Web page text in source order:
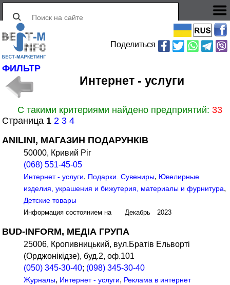
Поделиться
ФИЛЬТР
Интернет - услуги
С такими критериями найдено предприятий:33
Страница 12 3 4
ANILINI, МАГАЗИН ПОДАРУНКІВ
50000, Кривий Ріг
(068) 551-45-05
Интернет - услуги, Подарки. Сувениры, Ювелирные
изделия, украшения и бижутерия, материалы и фурнитура,
Детские товары
Информация состоянием на Декабрь 2023
BUD-INFORM, МЕДІА ГРУПА
25006, Кропивницький, вул.Братів Ельворті
(Орджонікідзе), буд.2, оф.101
(050) 345-30-40; (098) 345-30-40
Журналы, Интернет - услуги, Реклама в интернет